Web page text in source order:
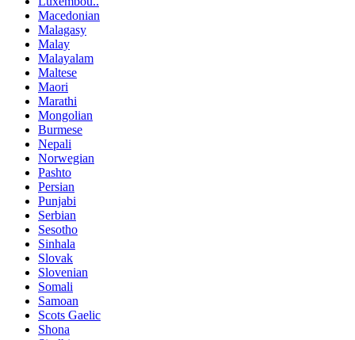
Macedonian
Malagasy
Malay
Malayalam
Maltese
Maori
Marathi
Mongolian
Burmese
Nepali
Norwegian
Pashto
Persian
Punjabi
Serbian
Sesotho
Sinhala
Slovak
Slovenian
Somali
Samoan
Scots Gaelic
Shona